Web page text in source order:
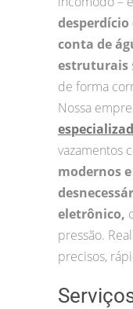
conta de
estruturais
de forma
Nossa
vazamentos
modernos
eletrônico,
pressão.
precisos,